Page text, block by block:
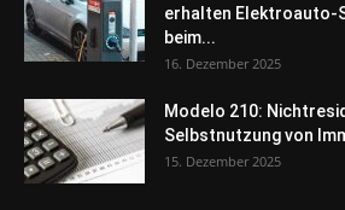
erhalten Elektroauto-
beim...
16. Dezember 2025
Modelo 210:
Selbstnutzung von
15. Dezember 2025